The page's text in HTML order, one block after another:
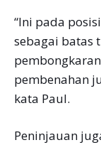
“Ini pada
sebagai batas
pembenahan
kata Paul.
Peninjauan